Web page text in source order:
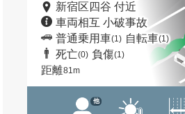
新宿区四谷 付近
車両相互 小破事故
普通乗用車(1) 自転車(1)
死亡(0) 負傷(1)
距離81m
他